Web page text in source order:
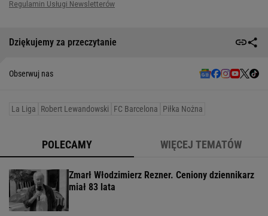
Dziękujemy za przeczytanie
Obserwuj nas
La Liga Robert Lewandowski FC Barcelona Piłka Nożna
POLECAMY WIĘCEJ TEMATÓW
Zmarł Włodzimierz Rezner. Ceniony dziennikarz
miał 83 lata